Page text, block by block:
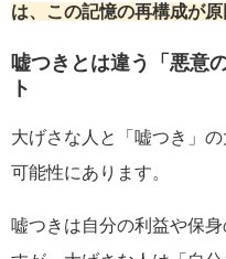
は、この記憶の再構成が
嘘つきとは違う「悪意
ト
大げさな人と「嘘つき」
可能性にあります。
嘘つきは自分の利益や保